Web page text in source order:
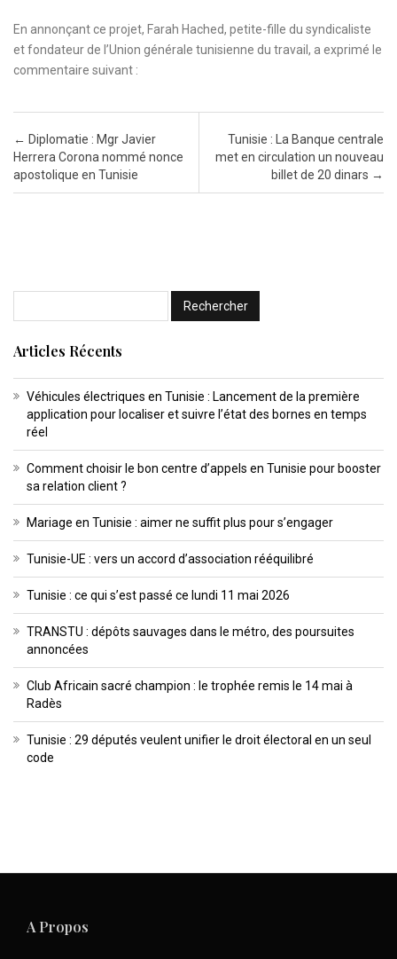
En annonçant ce projet, Farah Hached, petite-fille du syndicaliste
et fondateur de l’Union générale tunisienne du travail, a exprimé le
commentaire suivant :
Post navigation
← Diplomatie : Mgr Javier
Herrera Corona nommé nonce
apostolique en Tunisie
Tunisie : La Banque centrale
met en circulation un nouveau
billet de 20 dinars →
Articles Récents
Véhicules électriques en Tunisie : Lancement de la première
application pour localiser et suivre l’état des bornes en temps
réel
Comment choisir le bon centre d’appels en Tunisie pour booster
sa relation client ?
Mariage en Tunisie : aimer ne suffit plus pour s’engager
Tunisie-UE : vers un accord d’association rééquilibré
Tunisie : ce qui s’est passé ce lundi 11 mai 2026
TRANSTU : dépôts sauvages dans le métro, des poursuites
annoncées
Club Africain sacré champion : le trophée remis le 14 mai à
Radès
Tunisie : 29 députés veulent unifier le droit électoral en un seul
code
A Propos